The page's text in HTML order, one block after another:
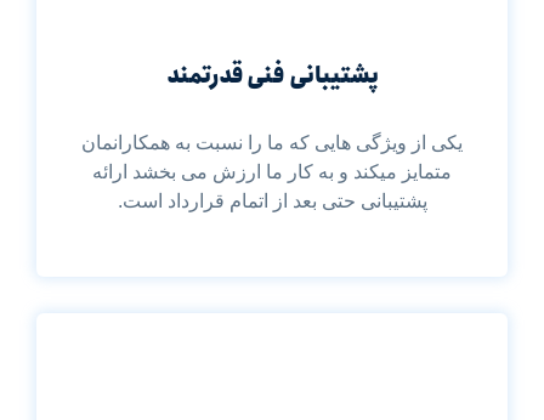
پشتیبانی فنی قدرتمند
یکی از ویژگی هایی که ما را نسبت به همکارانمان
متمایز میکند و به کار ما ارزش می بخشد ارائه
پشتیبانی حتی بعد از اتمام قرارداد است.